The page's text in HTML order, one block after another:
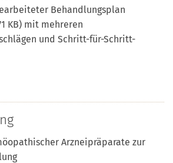
Behandlungsplan
KB) mit mehreren
und Schritt-für-Schritt-
Arzneipräparate zur